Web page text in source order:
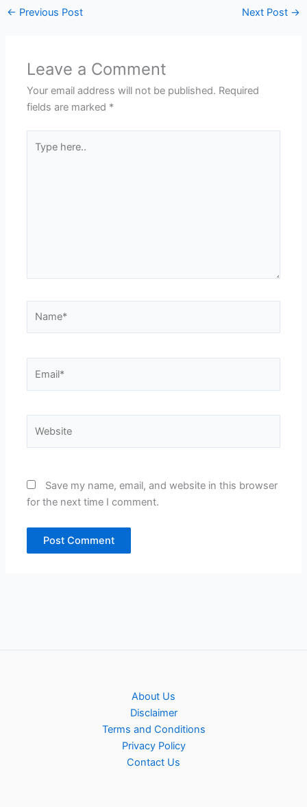
← Previous Post Next Post →
Leave a Comment
Your email address will not be published. Required
fields are marked *
here..
Save my name, email, and website in this browser
for the next time I comment.
About Us
Disclaimer
Terms and Conditions
Privacy Policy
Contact Us